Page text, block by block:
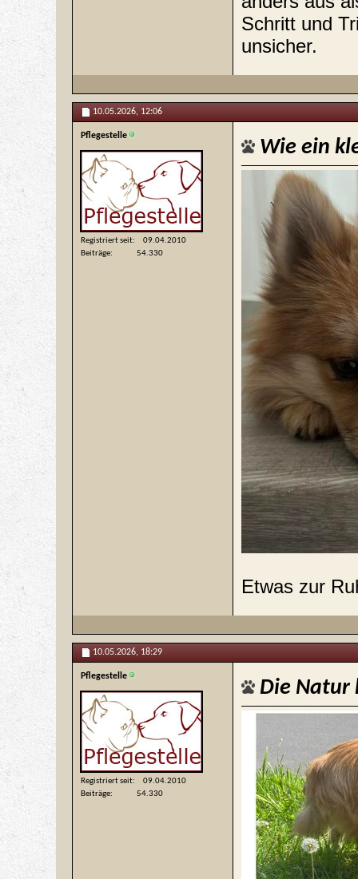
Schritt und
unsicher.
10.05.2026, 12:06
Pflegestelle
Registriert seit
09.04.2010
Beiträge
54.330
Wie ein
Etwas zur
10.05.2026, 18:29
Pflegestelle
Registriert seit
09.04.2010
Beiträge
54.330
Die Natur